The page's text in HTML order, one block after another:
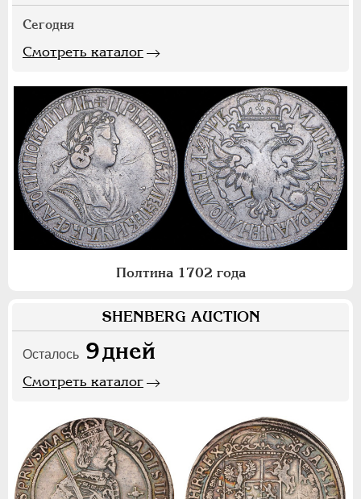
Сегодня
Смотреть каталог
Полтина 1702 года
SHENBERG AUCTION
Осталось 9дней
Смотреть каталог